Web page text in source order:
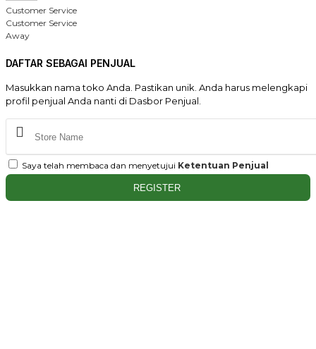
Customer Service
Customer Service
Away
DAFTAR SEBAGAI PENJUAL
Masukkan nama toko Anda. Pastikan unik. Anda harus melengkapi
profil penjual Anda nanti di Dasbor Penjual.
Saya telah membaca dan menyetujui Ketentuan Penjual
REGISTER